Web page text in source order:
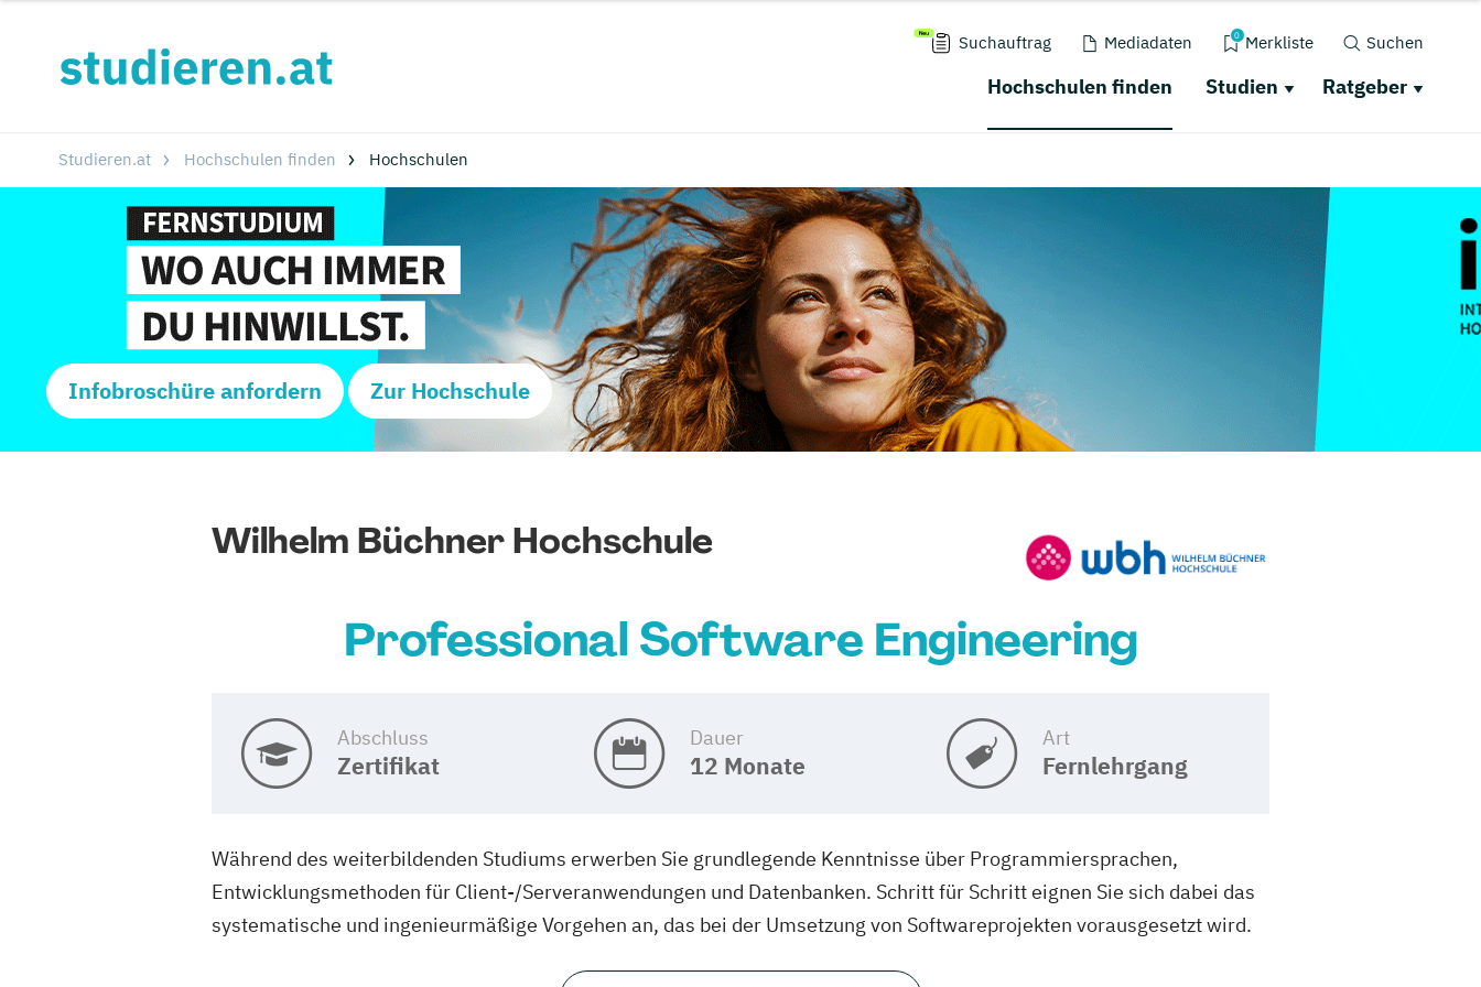
Suchauftrag Mediadaten 0 Merkliste Suchen
Hochschulen finden Studien Ratgeber
Studieren.at Hochschulen finden Hochschulen
Infobroschüre anfordern Zur Hochschule
Wilhelm Büchner Hochschule
Professional Software Engineering
Abschluss
Zertifikat
Dauer
12 Monate
Art
Fernlehrgang
Während des weiterbildenden Studiums erwerben Sie grundlegende Kenntnisse über Programmiersprachen,
Entwicklungsmethoden für Client-/Serveranwendungen und Datenbanken. Schritt für Schritt eignen Sie sich dabei das
systematische und ingenieurmäßige Vorgehen an, das bei der Umsetzung von Softwareprojekten vorausgesetzt wird.